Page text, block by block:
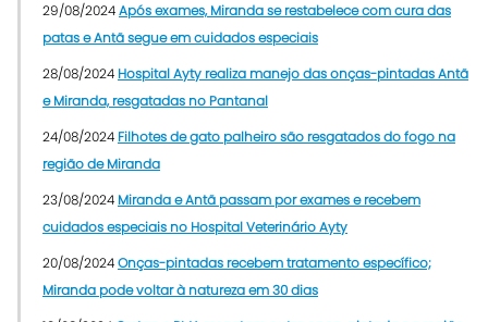
29/08/2024Após exames, Miranda se restabelece com cura das
patas e Antã segue em cuidados especiais
28/08/2024 Hospital Ayty realiza manejo das onças-pintadas Antã
e Miranda, resgatadas no Pantanal
24/08/2024 Filhotes de gato palheiro são resgatados do fogo na
região de Miranda
23/08/2024 Miranda e Antã passam por exames e recebem
cuidados especiais no Hospital Veterinário Ayty
20/08/2024Onças-pintadas recebem tratamento específico;
Miranda pode voltar à natureza em 30 dias